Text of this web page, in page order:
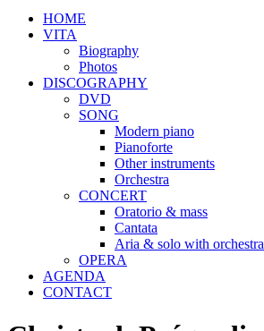
HOME
VITA
Biography
Photos
DISCOGRAPHY
DVD
SONG
Modern piano
Pianoforte
Other instruments
Orchestra
CONCERT
Oratorio & mass
Cantata
Aria & solo with orchestra
OPERA
AGENDA
CONTACT